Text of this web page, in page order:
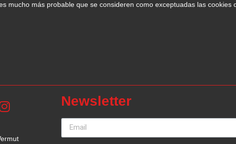
mucho más probable que se consideren como exceptuadas las cookies
Newsletter